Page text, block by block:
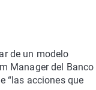
de un modelo
Manager del Banco
“las acciones que